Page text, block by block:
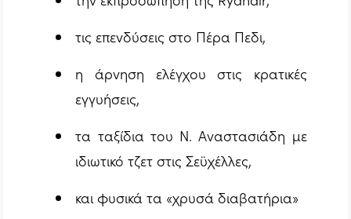
τις επενδύσεις στο Πέρα Πεδι,
η άρνηση ελέγχου στις κρατικές
εγγυήσεις,
τα ταξίδια του Ν. Αναστασιάδη με
ιδιωτικό τζετ στις Σεϋχέλλες,
και φυσικά τα «χρυσά διαβατήρια»